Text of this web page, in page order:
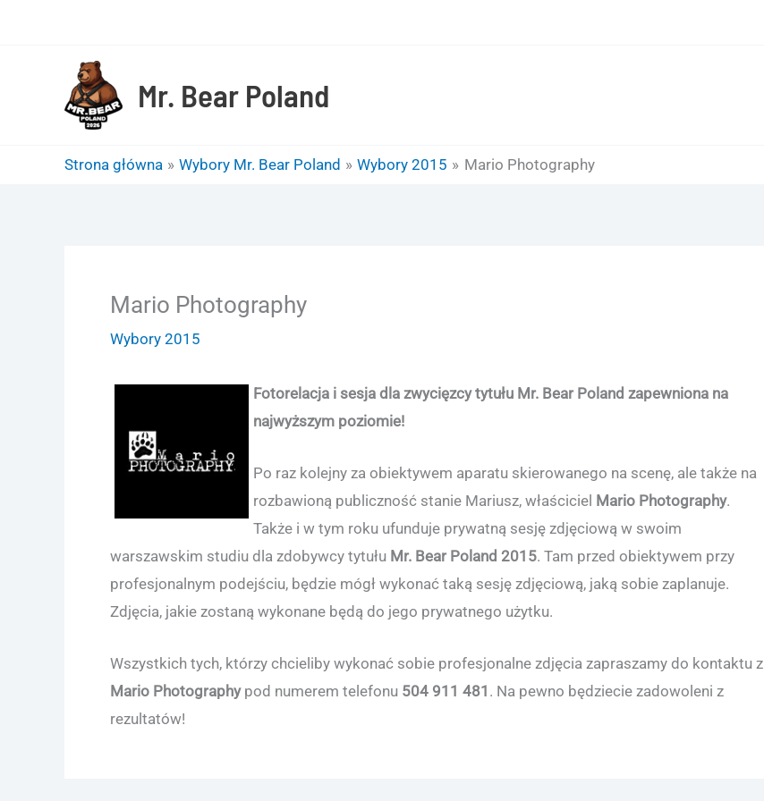
Mr. Bear Poland
Strona główna Wybory Mr. Bear Poland Wybory 2015 Mario Photography
Mario Photography
Wybory 2015
Fotorelacja i sesja dla zwycięzcy tytułu Mr. Bear Poland zapewniona na
najwyższym poziomie!
Po raz kolejny za obiektywem aparatu skierowanego na scenę, ale także na
rozbawioną publiczność stanie Mariusz, właściciel Mario Photography.
Także i w tym roku ufunduje prywatną sesję zdjęciową w swoim
warszawskim studiu dla zdobywcy tytułu Mr. Bear Poland 2015. Tam przed obiektywem przy
profesjonalnym podejściu, będzie mógł wykonać taką sesję zdjęciową, jaką sobie zaplanuje.
Zdjęcia, jakie zostaną wykonane będą do jego prywatnego użytku.
Wszystkich tych, którzy chcieliby wykonać sobie profesjonalne zdjęcia zapraszamy do kontaktu z
Mario Photographypod numerem telefonu 504 911 481 . Na pewno będziecie zadowoleni z
rezultatów!